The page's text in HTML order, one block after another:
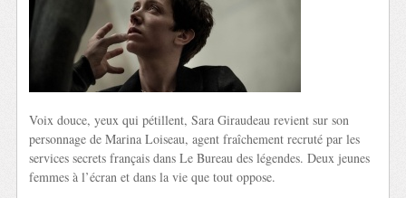
Voix douce, yeux qui pétillent, Sara Giraudeau revient sur son
personnage de Marina Loiseau, agent fraîchement recruté par les
services secrets français dans Le Bureau des légendes. Deux jeunes
femmes à l’écran et dans la vie que tout oppose.